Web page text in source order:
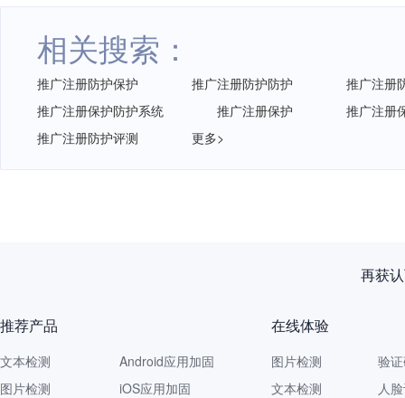
相关搜索：
推广注册防护保护 推广注册防护防护
推广注册
推广注册保护防护系统
推广注册保护
推广注册
推广注册防护评测
更多>
再获
推荐产品
文本检测
图片检测
Android应用加固
iOS应用加固
在线体验
图片检测
文本检测
验
人